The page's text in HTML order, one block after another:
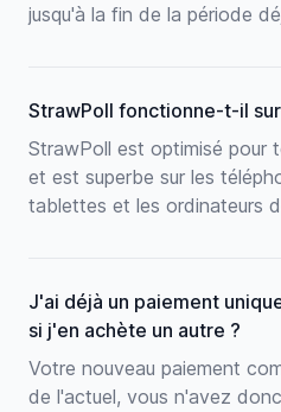
jusqu'à la fin de la période
StrawPoll fonctionne-t-il
StrawPoll est optimisé pour
et est superbe sur les
tablettes et les ordinateurs
J'ai déjà un paiement
si j'en achète un autre ?
Votre nouveau paiement
de l'actuel, vous n'avez